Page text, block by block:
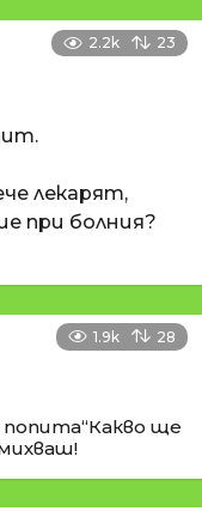
2.2k 23
лекарят,
при болния?
1.9k 28
ще